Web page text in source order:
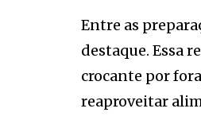
Entre as
destaque. Essa
crocante por
reaproveitar